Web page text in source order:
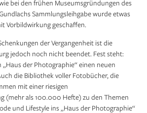
bei den frühen Museumsgründungen des
Sammlungsleihgabe wurde etwas
Vorbildwirkung geschaffen.
der Vergangenheit ist die
jedoch noch nicht beendet. Fest steht:
der Photographie“ einen neuen
die Bibliothek voller Fotobücher, die
mit einer riesigen
(mehr als 100.000 Hefte) zu den Themen
und Lifestyle ins „Haus der Photo­graphie“